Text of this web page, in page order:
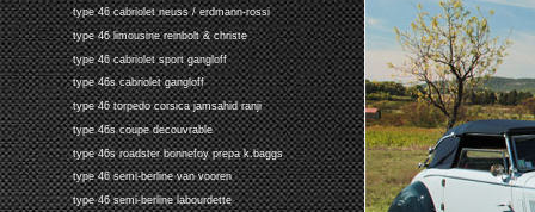
type 46 cabriolet neuss / erdmann-rossi
type 46 limousine reinbolt & christe
type 46 cabriolet sport gangloff
type 46s cabriolet gangloff
type 46 torpedo corsica jamsahid ranji
type 46s coupe decouvrable
type 46s roadster bonnefoy prepa k.baggs
type 46 semi-berline van vooren
type 46 semi-berline labourdette